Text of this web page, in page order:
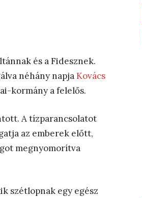
és a Fidesznek.
néhány napjaKovács
kormány a felelős.
A tízparancsolatot
az emberek előtt,
megnyomorítva
szétlopnak egy egész